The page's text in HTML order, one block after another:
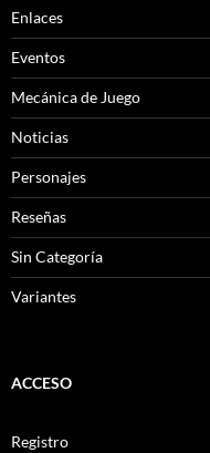
Enlaces
Eventos
Mecánica de Juego
Noticias
Personajes
Reseñas
Sin Categoría
Variantes
ACCESO
Registro